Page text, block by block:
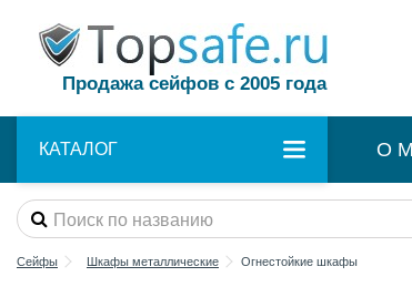
Продажа сейфов с 2005 года
КАТАЛОГ О
Сейфы Шкафы металлические Огнестойкие шкафы